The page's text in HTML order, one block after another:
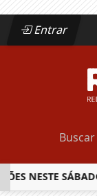
Entrar
NESTE SÁBADO